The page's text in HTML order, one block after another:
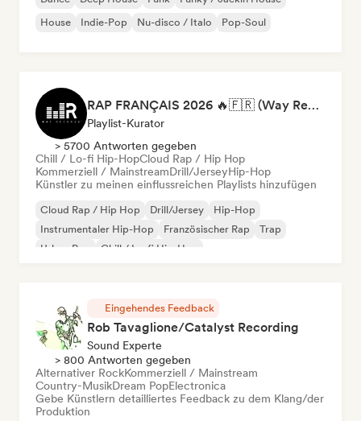
House
Indie-Pop Nu-disco / Italo Pop-Soul
RAP FRANÇAIS 2026 🔥🇫🇷 (Way Records)
Playlist-Kurator
> 5700 Antworten gegeben
Chill / Lo-fi Hip-HopCloud Rap / Hip Hop
Kommerziell / MainstreamDrill/JerseyHip-Hop
Künstler zu meinen einflussreichen Playlists hinzufügen
Cloud Rap / Hip Hop Drill/Jersey
Hip-Hop
Instrumentaler Hip-Hop
Französischer Rap
Trap
Urban Pop
Chill / Lo-fi Hip-Hop
Eingehendes Feedback
Rob Tavaglione/Catalyst Recording
Sound Experte
> 800 Antworten gegeben
Alternativer RockKommerziell / Mainstream
Country-MusikDream PopElectronica
Gebe Künstlern detailliertes Feedback zu dem Klang/der
Produktion